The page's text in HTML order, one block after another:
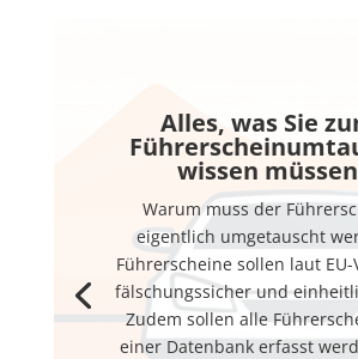
Alles, was Sie
wissen müssen
Warum muss der
eigentlich umgetauscht
Führerscheine sollen laut EU-
fälschungssicher und
Zudem sollen alle
einer Datenbank erfasst